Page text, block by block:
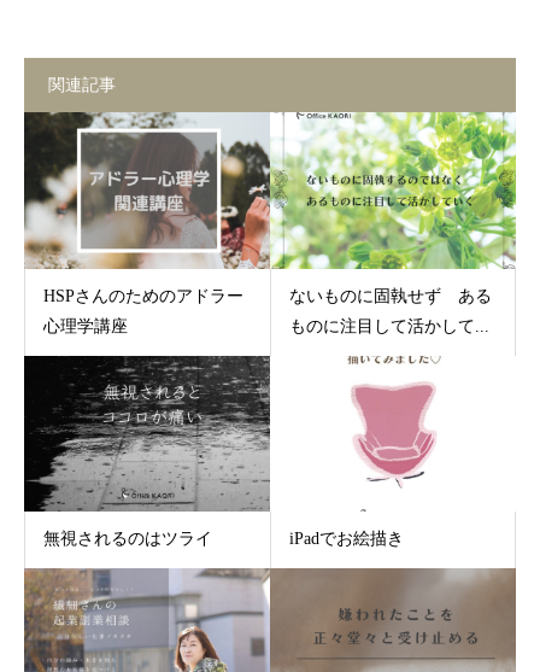
関連記事
HSPさんのためのアドラー
心理学講座
ないものに固執せず ある
ものに注目して活かして...
無視されるのはツライ iPadでお絵描き